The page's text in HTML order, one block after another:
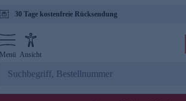
30 Tage kostenfreie Rücksendung
Menü Ansicht